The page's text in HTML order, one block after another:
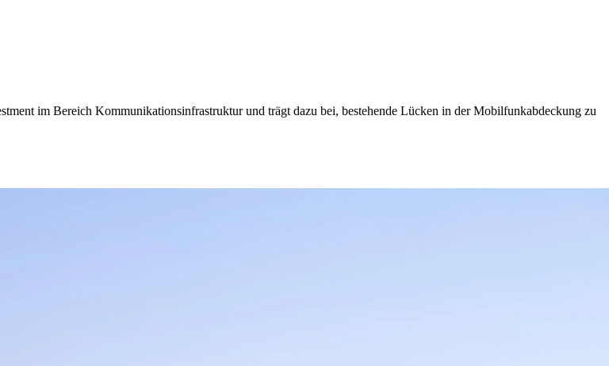
im Bereich Kommunikationsinfrastruktur und trägt dazu bei, bestehende Lücken in der Mobilfunkabdeckung zu